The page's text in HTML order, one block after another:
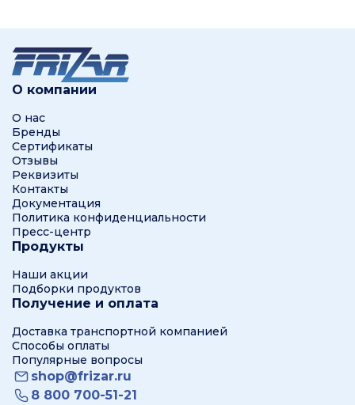
О компании
О нас
Бренды
Сертификаты
Отзывы
Реквизиты
Контакты
Документация
Политика конфиденциальности
Пресс-центр
Продукты
Наши акции
Подборки продуктов
Получение и оплата
Доставка транспортной компанией
Способы оплаты
Популярные вопросы
shop@frizar.ru
8 800 700-51-21